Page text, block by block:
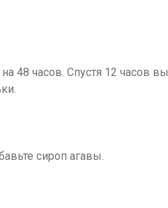
48 часов. Спустя 12 часов вы
сироп агавы.